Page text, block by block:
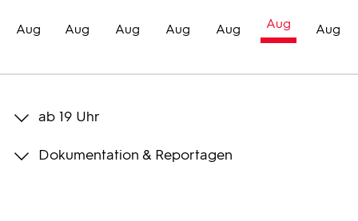
Trailer
Bilder
Aug Aug Aug Aug Aug Aug Aug
ab 19 Uhr
Dokumentation & Reportagen